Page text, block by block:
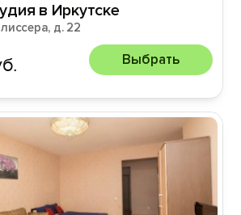
в Иркутске
д. 22
Выбрать